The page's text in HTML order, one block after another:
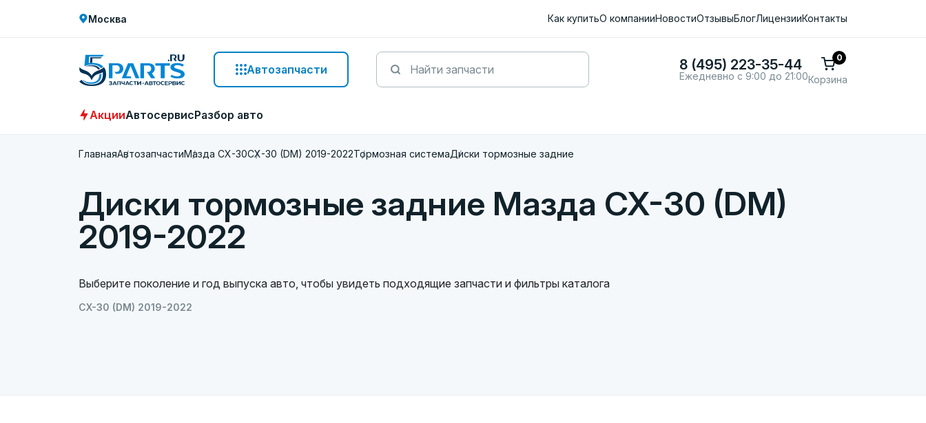
Москва Как купитьО компанииНовостиОтзывыБлогЛицензииКонтакты
Автозапчасти 8 (495) 223-35-44
Ежедневно с 9:00 до 21:00Корзина
0
АкцииАвтосервисРазбор авто
ГлавнаяАвтозапчастиМазда СХ-30CX-30 (DM) 2019-2022Тормозная системаДиски тормозные задние
Диски тормозные задние Мазда CX-30 (DM)
2019-2022
Выберите поколение и год выпуска авто, чтобы увидеть подходящие запчасти и фильтры каталога
CX-30 (DM) 2019-2022